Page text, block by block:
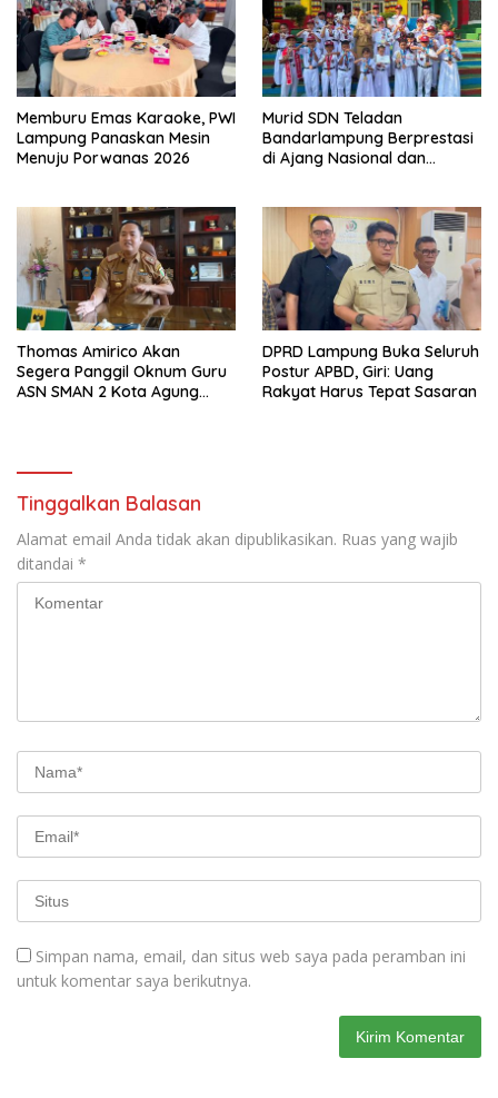
Memburu Emas Karaoke, PWI
Lampung Panaskan Mesin
Menuju Porwanas 2026
Murid SDN Teladan
Bandarlampung Berprestasi
di Ajang Nasional dan
Thomas Amirico Akan
Segera Panggil Oknum Guru
ASN SMAN 2 Kota Agung
DPRD Lampung Buka Seluruh
Postur APBD, Giri: Uang
Rakyat Harus Tepat Sasaran
Tinggalkan Balasan
Alamat email Anda tidak akan dipublikasikan. Ruas yang wajib
ditandai *
Simpan nama, email, dan situs web saya pada peramban ini
untuk komentar saya berikutnya.